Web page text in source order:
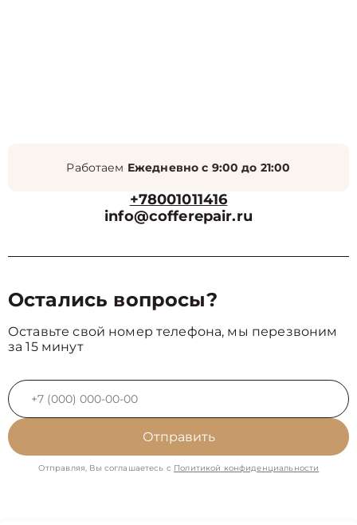
Работаем Ежедневно с 9:00 до 21:00
+78001011416
info@cofferepair.ru
Остались вопросы?
Оставьте свой номер телефона, мы перезвоним
за 15 минут
Отправить
Отправляя, Вы соглашаетесь с Политикой конфиденциальности